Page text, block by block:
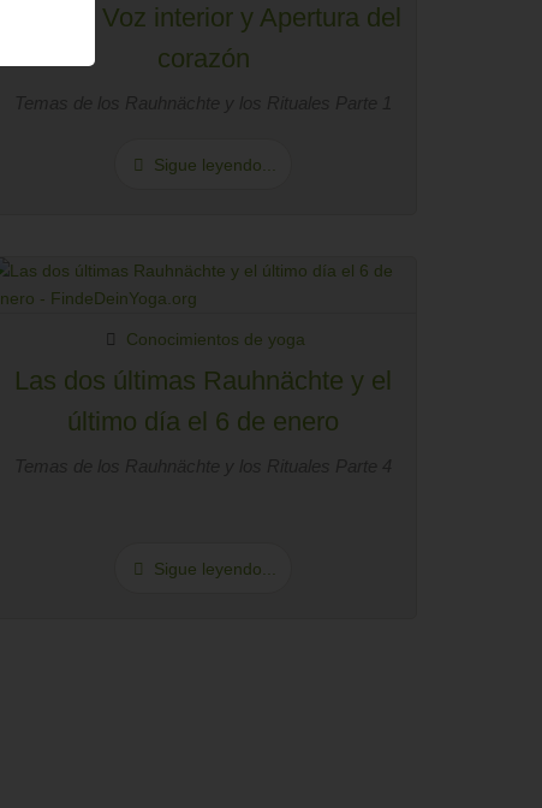
Raíces, Voz interior y Apertura del
corazón
Sigue leyendo...
Las dos últimas Rauhnächte y el
último día el 6 de enero
Conocimientos de yoga
Sigue leyendo...